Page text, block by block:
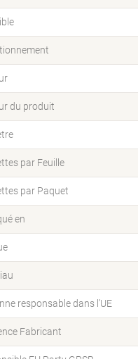
du produit
par Feuille
par Paquet
en
responsable dans l’UE
Fabricant